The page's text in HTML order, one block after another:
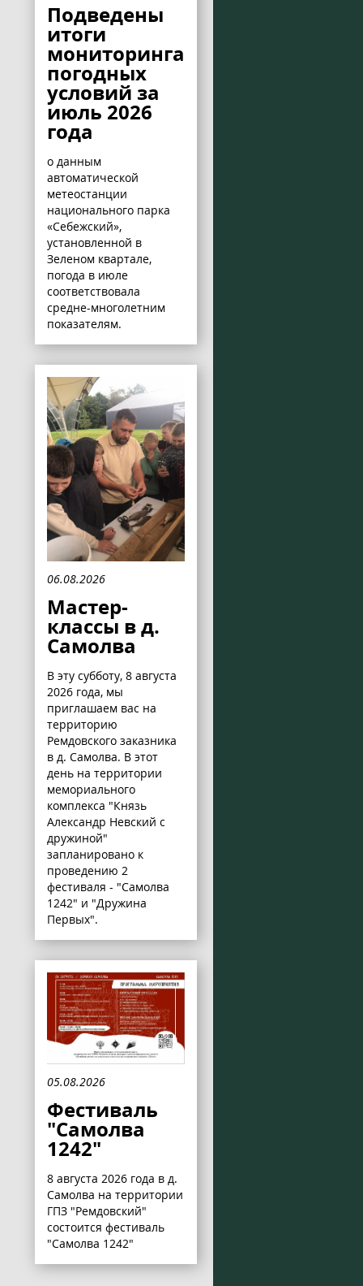
Подведены
итоги
мониторинга
погодных
условий за
июль 2026
года
о данным
автоматической
метеостанции
национального парка
«Себежский»,
установленной в
Зеленом квартале,
погода в июле
соответствовала
средне-многолетним
показателям.
06.08.2026
Мастер-
классы в д.
Самолва
В эту субботу, 8 августа
2026 года, мы
приглашаем вас на
территорию
Ремдовского заказника
в д. Самолва. В этот
день на территории
мемориального
комплекса "Князь
Александр Невский с
дружиной"
запланировано к
проведению 2
фестиваля - "Самолва
1242" и "Дружина
Первых".
05.08.2026
Фестиваль
"Самолва
1242"
8 августа 2026 года в д.
Самолва на территории
ГПЗ "Ремдовский"
состоится фестиваль
"Самолва 1242"